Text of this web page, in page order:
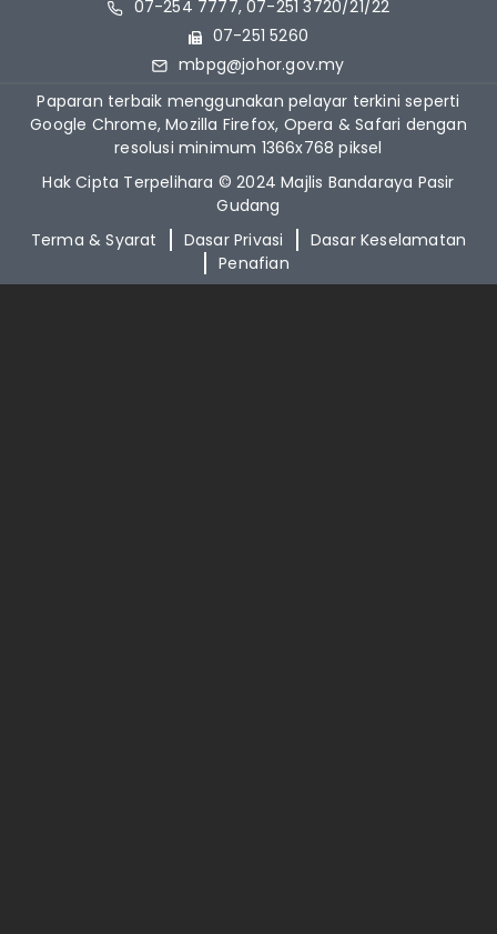
07-254 7777, 07-251 3720/21/22
07-251 5260
mbpg@johor.gov.my
Paparan terbaik menggunakan pelayar terkini seperti
Google Chrome, Mozilla Firefox, Opera & Safari dengan
resolusi minimum 1366x768 piksel
Hak Cipta Terpelihara © 2024 Majlis Bandaraya Pasir
Gudang
Terma & Syarat
Dasar Privasi
Dasar Keselamatan
Penafian